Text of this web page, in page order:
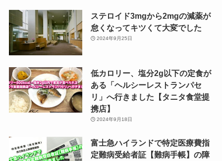
ステロイド3mgから2mgの減薬が
怠くなってキツくて大変でした
2024年9月25日
低カロリー、塩分2g以下の定食が
ある「ヘルシーレストランパセ
リ」へ行きました【タニタ食堂提
携店】
2024年9月18日
富士急ハイランドで特定医療費指
定難病受給者証【難病手帳】の障